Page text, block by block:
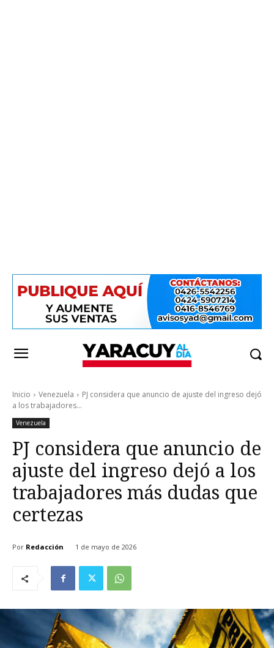
Inicio Venezuela
PJ considera que anuncio de ajuste del ingreso dejó
a los trabajadores...
Venezuela
PJ considera que anuncio de
ajuste del ingreso dejó a los
trabajadores más dudas que
certezas
Por Redacción 1 de mayo de 2026